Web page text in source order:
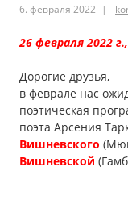
6. февраля 2022
26 февраля 2022
Дорогие друзья,
в феврале нас
поэтическая
поэта Арсения
Вишневского
Вишневской